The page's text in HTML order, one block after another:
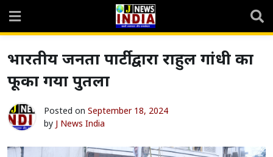
content
भारतीय जनता पार्टी द्वारा राहुल गांधी का
फूका गया पुतला
Posted on September 18, 2024
by J News India